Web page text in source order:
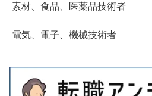
素材、食品、医薬品技術者
電気、電子、機械技術者